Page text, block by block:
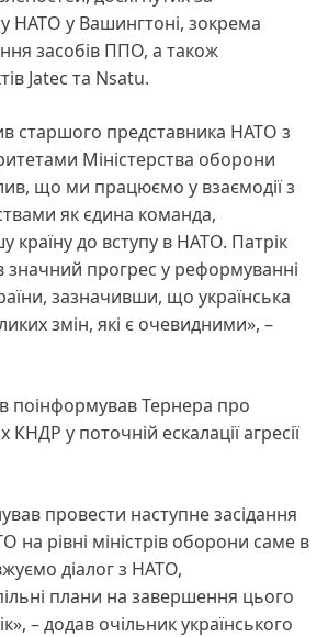
НАТО у Вашингтоні, зокрема
засобів ППО, а також
Jatec та Nsatu.
старшого представника НАТО з
Міністерства оборони
що ми працюємо у взаємодії з
як єдина команда,
до вступу в НАТО. Патрік
значний прогрес у реформуванні
зазначивши, що українська
змін, які є очевидними», –
поінформував Тернера про
КНДР у поточній ескалації агресії
провести наступне засідання
на рівні міністрів оборони саме в
діалог з НАТО,
плани на завершення цього
– додав очільник українського